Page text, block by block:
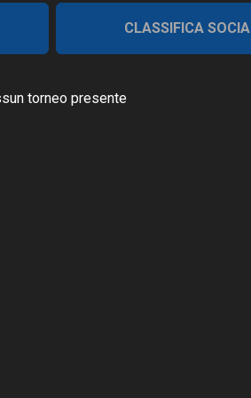
CLASSIFICA
torneo presente